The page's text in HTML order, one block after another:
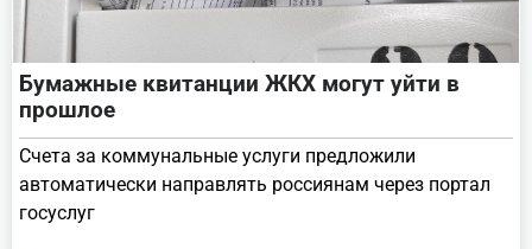
Бумажные квитанции ЖКХ могут уйти в
прошлое
Счета за коммунальные услуги предложили
автоматически направлять россиянам через портал
госуслуг